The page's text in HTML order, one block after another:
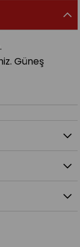
Güneş